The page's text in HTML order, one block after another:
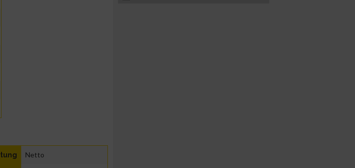
Netto